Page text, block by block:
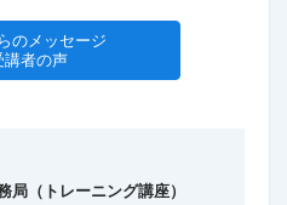
のメッセージ
講者の声
局（トレーニング講座）